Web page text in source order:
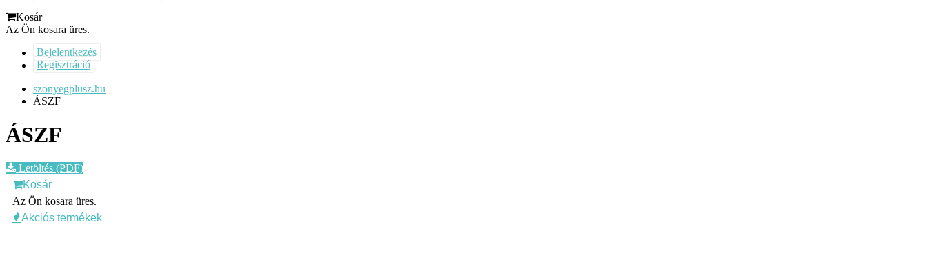
Kosár
Az Ön kosara üres.
Bejelentkezés
Regisztráció
szonyegplusz.hu
ÁSZF
ÁSZF
Letöltés (PDF)
Kosár
Az Ön kosara üres.
Akciós termékek